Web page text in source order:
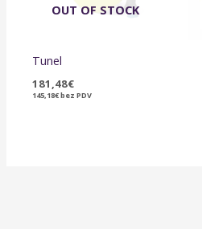
OUT OF STOCK
Tunel
181,48€
145,18€bez PDV